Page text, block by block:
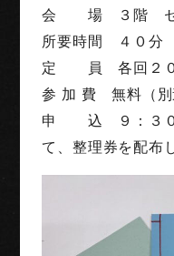
会 場 ３階 セ
所要時間 ４０分
定 員 各回２
参 加 費 無料（別
申 込 ９：３０
て、整理券を配布